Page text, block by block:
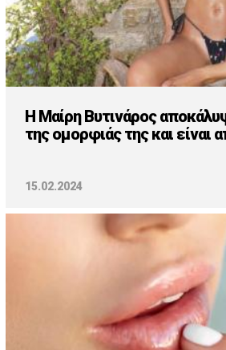
Η Μαίρη Βυτινάρος
της ομορφιάς της και είναι
15.02.2024